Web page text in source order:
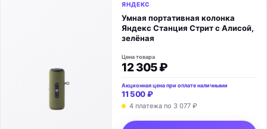
ЯНДЕКС
Умная портативная колонка
Яндекс Станция Стрит с Алисой,
зелёная
Цена товара
12 305 ₽
Акционная цена при оплате наличными
11 500 ₽
4 платежа по 3 077 ₽